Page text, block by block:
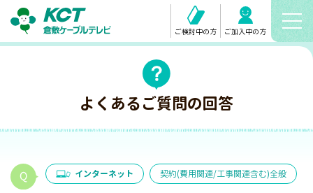
ご検討中の方 ご加入中の方
よくあるご質問の回答
インターネット 契約(費用関連/工事関連含む)全般